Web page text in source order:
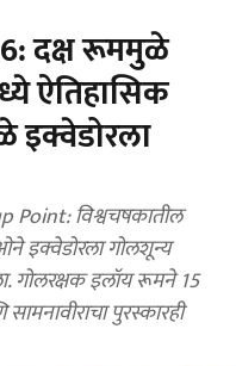
दक्ष रूममुळे
ऐतिहासिक
इक्वेडोरला
विश्वचषकातील
इक्वेडोरला गोलशून्य
गोलरक्षक इलॉय रूमने 15
पुरस्कारही